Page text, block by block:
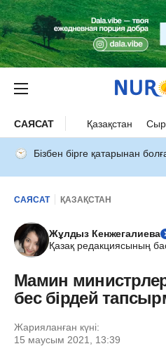
САЯСАТ Қазақстан
Бізбен бірге қатарынан
САЯСАТ ҚАЗАҚСТАН
Жұлдыз Кенжегалиева
Қазақ редакциясының
Мамин
бес бірдей
Жарияланған күні:
15 маусым 2021, 13:39